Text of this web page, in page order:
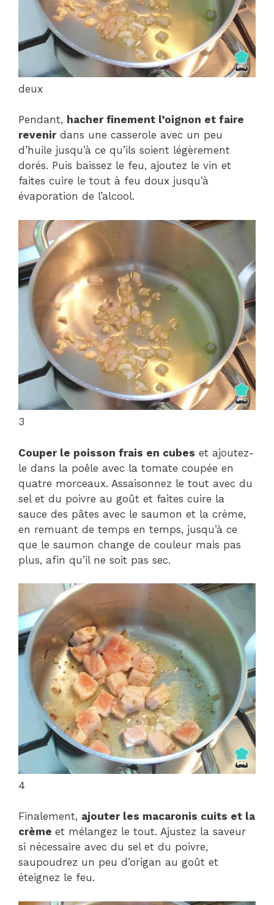
deux
Pendant, hacher finement l’oignon et faire
revenirdans une casserole avec un peu
d’huile jusqu’à ce qu’ils soient légèrement
dorés. Puis baissez le feu, ajoutez le vin et
faites cuire le tout à feu doux jusqu’à
évaporation de l’alcool.
3
Couper le poisson frais en cubes et ajoutez-
le dans la poêle avec la tomate coupée en
quatre morceaux. Assaisonnez le tout avec du
sel et du poivre au goût et faites cuire la
sauce des pâtes avec le saumon et la crème,
en remuant de temps en temps, jusqu’à ce
que le saumon change de couleur mais pas
plus, afin qu’il ne soit pas sec.
4
Finalement, ajouter les macaronis cuits et la
crème et mélangez le tout. Ajustez la saveur
si nécessaire avec du sel et du poivre,
saupoudrez un peu d’origan au goût et
éteignez le feu.